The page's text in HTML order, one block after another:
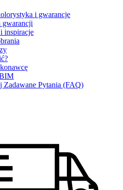
i gwarancje
gwarancji
inspiracje
Zadawane Pytania (FAQ)